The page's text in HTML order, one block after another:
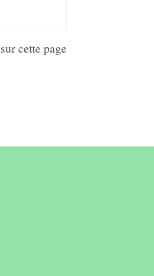
cette page